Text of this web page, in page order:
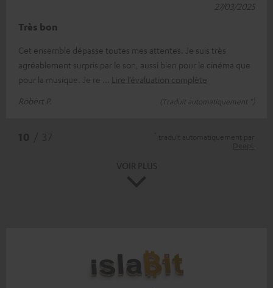
Très bon
Cet ensemble dépasse toutes mes attentes. Je suis très
agréablement surpris par le son, aussi bien pour le cinéma que
pour la musique. Je re
Lire l’évaluation complète
Robert P.
(Traduit automatiquement *)
27/03/2025